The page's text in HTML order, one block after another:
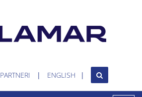
PARTNERI ENGLISH